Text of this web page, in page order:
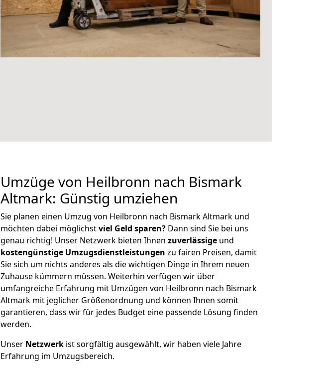
Umzüge von Heilbronn nach Bismark
Altmark: Günstig umziehen
Sie planen einen Umzug von Heilbronn nach Bismark Altmark und
möchten dabei möglichstviel Geld sparen? Dann sind Sie bei uns
genau richtig! Unser Netzwerk bieten Ihnen zuverlässige und
kostengünstige Umzugsdienstleistungen zu fairen Preisen, damit
Sie sich um nichts anderes als die wichtigen Dinge in Ihrem neuen
Zuhause kümmern müssen. Weiterhin verfügen wir über
umfangreiche Erfahrung mit Umzügen von Heilbronn nach Bismark
Altmark mit jeglicher Größenordnung und können Ihnen somit
garantieren, dass wir für jedes Budget eine passende Lösung finden
werden.
Unser Netzwerk ist sorgfältig ausgewählt, wir haben viele Jahre
Erfahrung im Umzugsbereich.